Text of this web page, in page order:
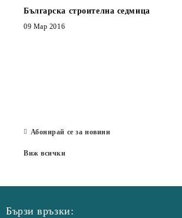
Българска строителна седмица
09 Мар 2016
Абонирай се за новини
Виж всички
Бързи връзки: